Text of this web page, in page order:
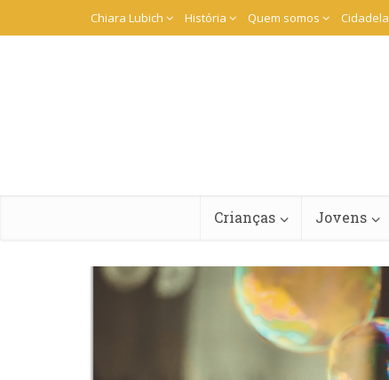
Chiara Lubich História Quem somos Cidadela
Crianças Jovens